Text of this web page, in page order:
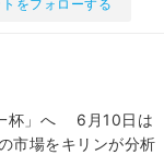
をフォローする
一杯」へ 6月10日は
市場をキリンが分析